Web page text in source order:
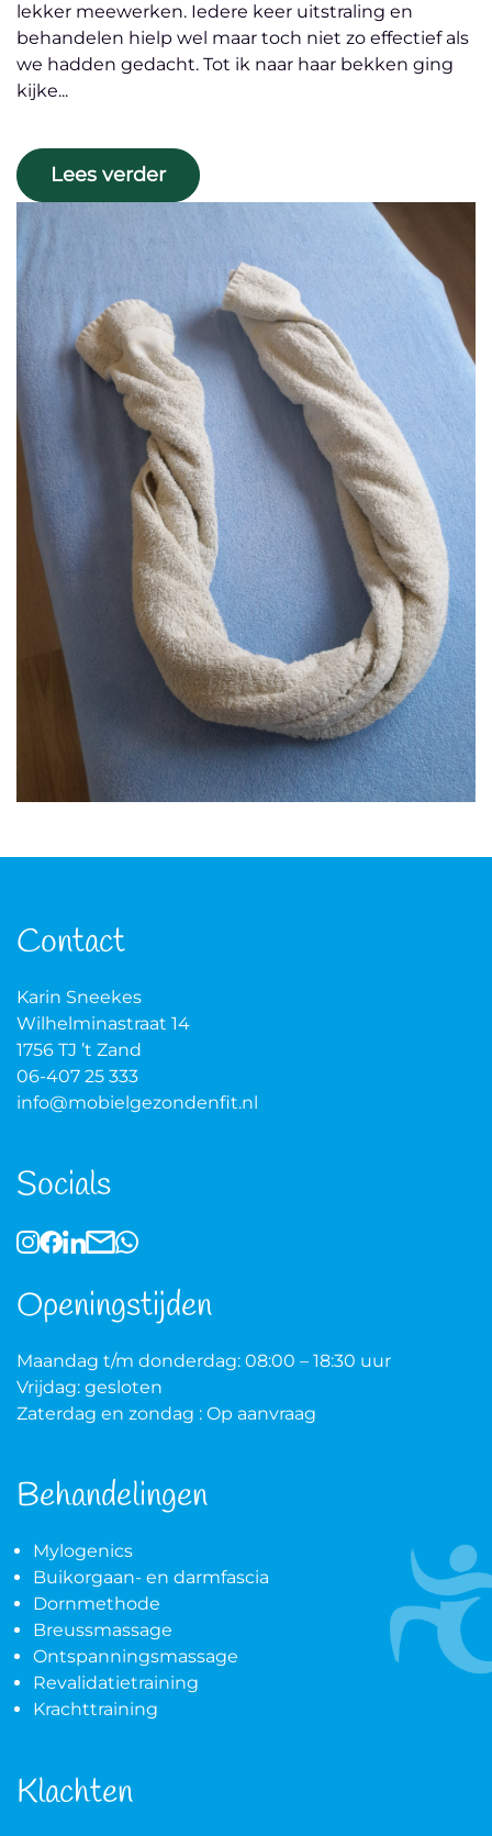
lekker meewerken. Iedere keer uitstraling en
behandelen hielp wel maar toch niet zo effectief als
we hadden gedacht. Tot ik naar haar bekken ging
kijke...
Lees verder
Contact
Karin Sneekes
Wilhelminastraat 14
1756 TJ ’t Zand
06-407 25 333
info@mobielgezondenfit.nl
Socials
Openingstijden
Maandag t/m donderdag: 08:00 – 18:30 uur
Vrijdag: gesloten
Zaterdag en zondag : Op aanvraag
Behandelingen
Mylogenics
Buikorgaan- en darmfascia
Dornmethode
Breussmassage
Ontspanningsmassage
Revalidatietraining
Krachttraining
Klachten